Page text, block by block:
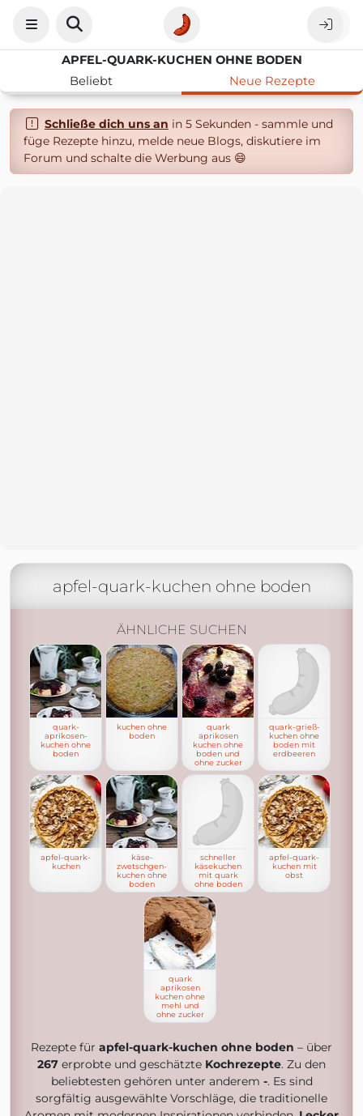
APFEL-QUARK-KUCHEN OHNE BODEN
Beliebt
Neue Rezepte
Schließe dich uns an in 5 Sekunden - sammle und
füge Rezepte hinzu, melde neue Blogs, diskutiere im
Forum und schalte die Werbung aus 😄
apfel-quark-kuchen ohne boden
ÄHNLICHE SUCHEN
quark-
aprikosen-
kuchen ohne
boden
kuchen ohne
boden
quark
aprikosen
kuchen ohne
boden und
ohne zucker
quark-grieß-
kuchen ohne
boden mit
erdbeeren
apfel-quark-
kuchen
käse-
zwetschgen-
kuchen ohne
boden
schneller
käsekuchen
mit quark
ohne boden
apfel-quark-
kuchen mit
obst
quark
aprikosen
kuchen ohne
mehl und
ohne zucker
Rezepte für apfel-quark-kuchen ohne boden – über
267 erprobte und geschätzte Kochrezepte. Zu den
beliebtesten gehören unter anderem -. Es sind
sorgfältig ausgewählte Vorschläge, die traditionelle